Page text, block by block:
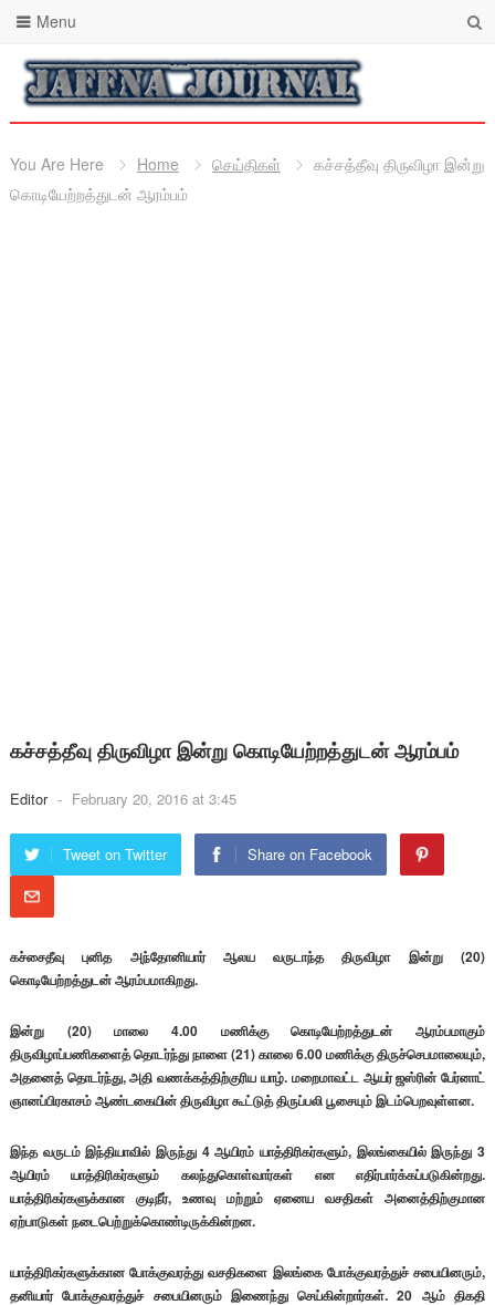
Menu
You Are Here Home செய்திகள்
கச்சத்தீவு திருவிழா இன்று
கொடியேற்றத்துடன் ஆரம்பம்
கச்சத்தீவு திருவிழா இன்று கொடியேற்றத்துடன் ஆரம்பம்
Editor - February 20, 2016 at 3:45
Tweet on Twitter Share on Facebook
கச்சைதீவு புனித அந்தோனியார் ஆலய வருடாந்த திருவிழா இன்று (20)
கொடியேற்றத்துடன் ஆரம்பமாகிறது.
இன்று (20) மாலை 4.00 மணிக்கு கொடியேற்றத்துடன் ஆரம்பமாகும்
திருவிழாப்பணிகளைத் தொடர்ந்து நாளை (21) காலை 6.00 மணிக்கு திருச்செபமாலையும்,
அதனைத் தொடர்ந்து, அதி வணக்கத்திற்குரிய யாழ். மறைமாவட்ட ஆயர் ஜஸ்ரின் பேர்னாட்
ஞானப்பிரகாசம் ஆண்டகையின் திருவிழா கூட்டுத் திருப்பலி பூசையும் இடம்பெறவுள்ளன.
இந்த வருடம் இந்தியாவில் இருந்து 4 ஆயிரம் யாத்திரிகர்களும், இலங்கையில் இருந்து 3
ஆயிரம் யாத்திரிகர்களும் கலந்துகொள்வார்கள் என எதிர்பார்க்கப்படுகின்றது.
யாத்திரிகர்களுக்கான குடிநீர், உணவு மற்றும் ஏனைய வசதிகள் அனைத்திற்குமான
ஏற்பாடுகள் நடைபெற்றுக்கொண்டிருக்கின்றன.
யாத்திரிகர்களுக்கான போக்குவரத்து வசதிகளை இலங்கை போக்குவரத்துச் சபையினரும்,
தனியார் போக்குவரத்துச் சபையினரும் இணைந்து செய்கின்றார்கள். 20 ஆம் திகதி